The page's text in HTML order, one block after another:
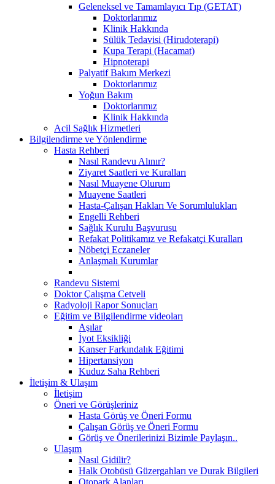
Geleneksel ve Tamamlayıcı Tıp (GETAT)
Doktorlarımız
Klinik Hakkında
Sülük Tedavisi (Hirudoterapi)
Kupa Terapi (Hacamat)
Hipnoterapi
Palyatif Bakım Merkezi
Doktorlarımız
Yoğun Bakım
Doktorlarımız
Klinik Hakkında
Acil Sağlık Hizmetleri
Bilgilendirme ve Yönlendirme
Hasta Rehberi
Nasıl Randevu Alınır?
Ziyaret Saatleri ve Kuralları
Nasıl Muayene Olurum
Muayene Saatleri
Hasta-Çalışan Hakları Ve Sorumlulukları
Engelli Rehberi
Sağlık Kurulu Başvurusu
Refakat Politikamız ve Refakatçi Kuralları
Nöbetçi Eczaneler
Anlaşmalı Kurumlar
Randevu Sistemi
Doktor Çalışma Cetveli
Radyoloji Rapor Sonuçları
Eğitim ve Bilgilendirme videoları
Aşılar
İyot Eksikliği
Kanser Farkındalık Eğitimi
Hipertansiyon
Kuduz Saha Rehberi
İletişim & Ulaşım
İletişim
Öneri ve Görüşleriniz
Hasta Görüş ve Öneri Formu
Çalışan Görüş ve Öneri Formu
Görüş ve Önerilerinizi Bizimle Paylaşın..
Ulaşım
Nasıl Gidilir?
Halk Otobüsü Güzergahları ve Durak Bilgileri
Otopark Alanları